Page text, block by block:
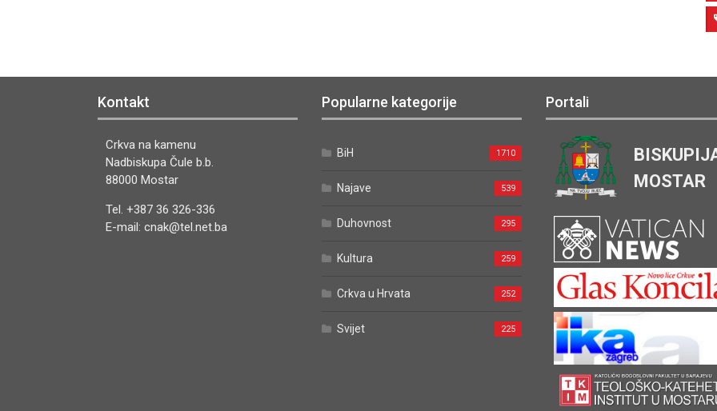
Kontakt
Crkva na kamenu
Nadbiskupa Čule b.b.
88000 Mostar
Tel. +387 36 326-336
E-mail: cnak@tel.net.ba
Popularne kategorije
BiH 1710
Najave 539
Duhovnost 295
Kultura 259
Crkva u Hrvata 252
Svijet 225
Portali
MOSTAR